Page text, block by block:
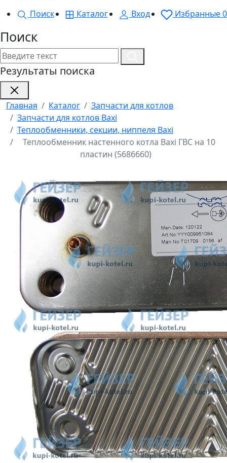
Поиск
Каталог Вход Избранные0
Поиск
Результаты поиска
Главная Каталог
Запчасти для котлов
Запчасти для котлов Baxi
Теплообменники, секции, ниппеля Baxi
Теплообменник настенного котла Baxi ГВС на 10
пластин (5686660)